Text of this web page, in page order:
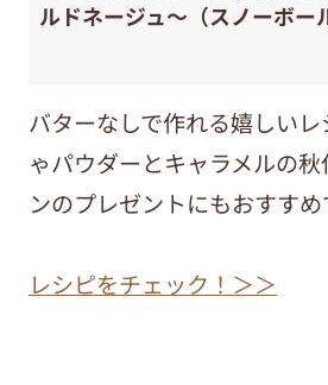
ルドネージュ～（スノーボー
バターなしで作れる嬉しい
ゃパウダーとキャラメルの
ンのプレゼントにもおすす
レシピをチェック！＞＞